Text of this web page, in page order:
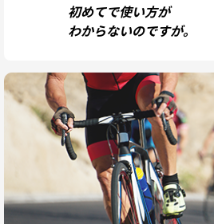
初めてで使い方が
わからないのですが。